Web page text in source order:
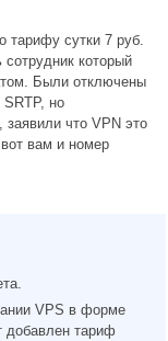
тарифу сутки 7 руб.
который
Были отключены
но
что VPN это
вам и номер
VPS в форме
добавлен тариф